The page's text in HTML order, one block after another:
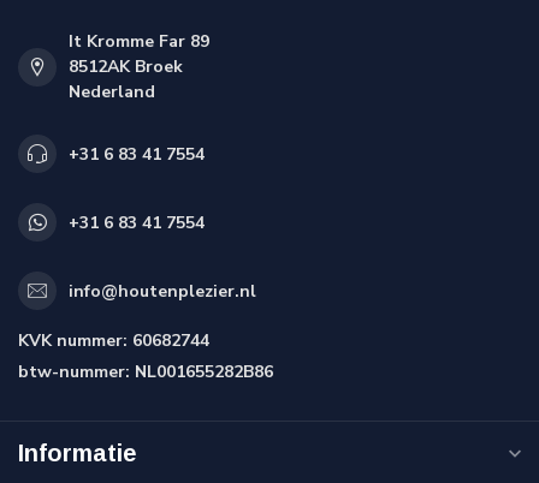
It Kromme Far 89
8512AK Broek
Nederland
+31 6 83 41 7554
+31 6 83 41 7554
info@houtenplezier.nl
KVK nummer: 60682744
btw-nummer: NL001655282B86
Informatie